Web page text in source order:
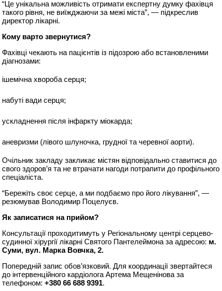
“Це унікальна можливість отримати експертну думку фахівця
такого рівня, не виїжджаючи за межі міста”, — підкреслив
директор лікарні.
Кому варто звернутися?
Фахівці чекають на пацієнтів із підозрою або встановленими
діагнозами:
ішемічна хвороба серця;
набуті вади серця;
ускладнення після інфаркту міокарда;
аневризми (лівого шлуночка, грудної та черевної аорти).
Очільник закладу закликає містян відповідально ставитися до
свого здоров’я та не втрачати нагоди потрапити до профільного
спеціаліста.
“Бережіть своє серце, а ми подбаємо про його лікування”, —
резюмував Володимир Поцелуєв.
Як записатися на прийом?
Консультації проходитимуть у Регіональному центрі серцево-
судинної хірургії лікарні Святого Пантелеймона за адресою: м.
Суми, вул. Марка Вовчка, 2.
Попередній запис обов’язковий. Для координації звертайтеся
до інтервенційного кардіолога Артема Мещенінова за
телефоном:+380 66 688 9391.